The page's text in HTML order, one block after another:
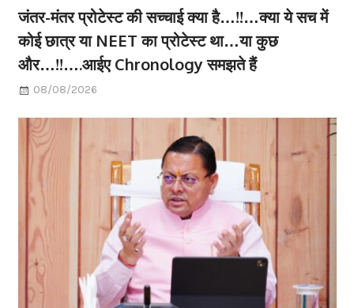
जंतर-मंतर प्रोटेस्ट की सच्चाई क्या है…!!…क्या ये सच में
कोई छात्र या NEET का प्रोटेस्ट था…या कुछ
और…!!….आईए Chronology समझते हैं
08/08/2026